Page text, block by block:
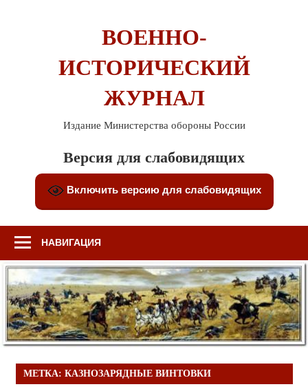
ВОЕННО-
ИСТОРИЧЕСКИЙ
ЖУРНАЛ
Издание Министерства обороны России
Версия для слабовидящих
Включить версию для слабовидящих
НАВИГАЦИЯ
МЕТКА: КАЗНОЗАРЯДНЫЕ ВИНТОВКИ